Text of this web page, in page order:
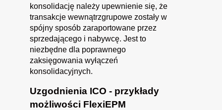
konsolidację należy upewnienie się, że
transakcje wewnątrzgrupowe zostały w
spójny sposób zaraportowane przez
sprzedającego i nabywcę. Jest to
niezbędne dla poprawnego
zaksięgowania wyłączeń
konsolidacyjnych.
Uzgodnienia ICO - przykłady
możliwości FlexiEPM